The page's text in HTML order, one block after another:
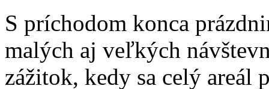
S príchodom konca
malých aj veľkých
zážitok, kedy sa celý areál